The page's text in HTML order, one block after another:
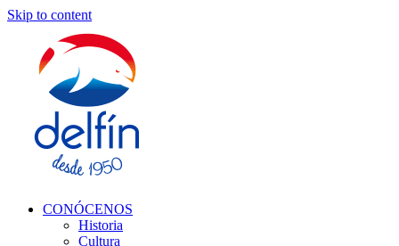
Skip to content
CONÓCENOS
Historia
Cultura